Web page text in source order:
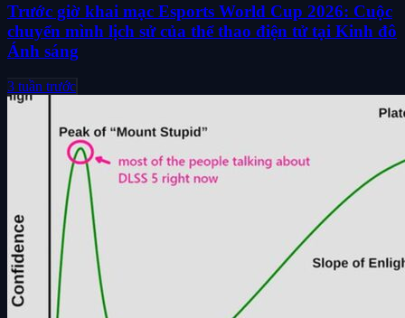
Trước giờ khai mạc Esports World Cup 2026: Cuộc
chuyển mình lịch sử của thể thao điện tử tại Kinh đô
Ánh sáng
3 tuần trước